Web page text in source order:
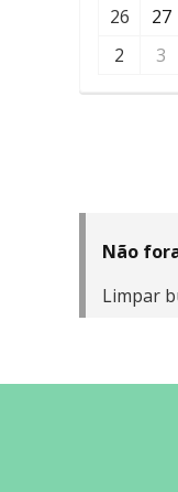
26
27
2
3
Não
Limpar